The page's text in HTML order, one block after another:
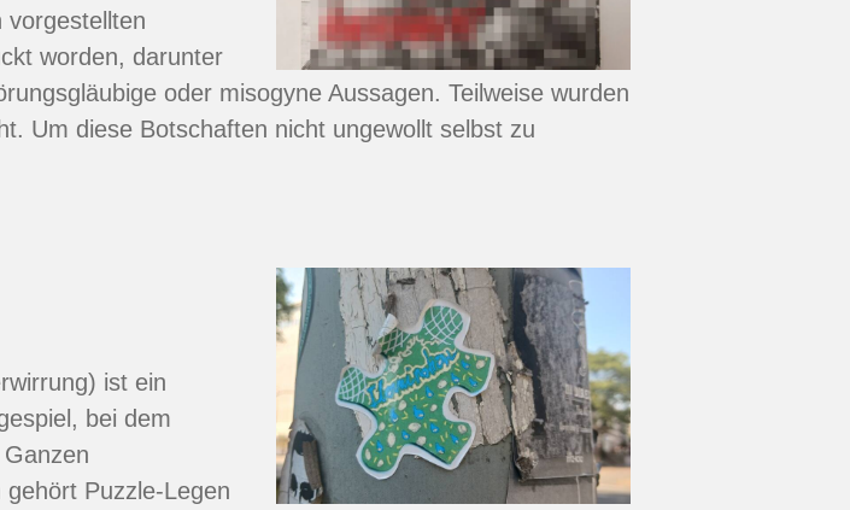
vorgestellten
worden, darunter
oder misogyne Aussagen. Teilweise wurden
Um diese Botschaften nicht ungewollt selbst zu
ist ein
bei dem
Puzzle-Legen